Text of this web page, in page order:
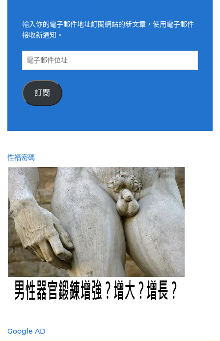
輸入你的電子郵件地址訂閱網站的新文章，使用電子郵件
接收新通知。
電
件
位
訂閱
性福密碼
Google AD